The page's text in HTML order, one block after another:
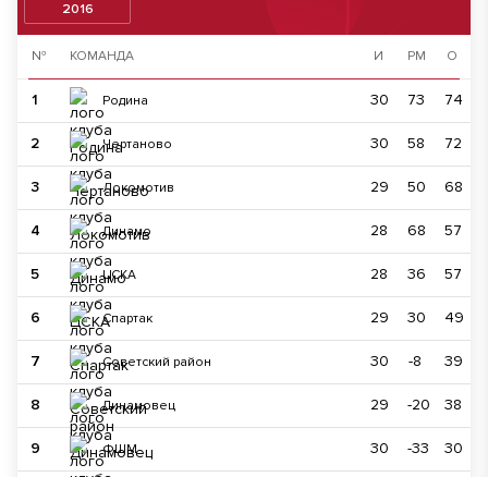
2016
№ КОМАНДА И РМ О
1 Родина 30 73 74
2 Чертаново 30 58 72
3 Локомотив 29 50 68
4 Динамо 28 68 57
5 ЦСКА 28 36 57
6 Спартак 29 30 49
7 Советский район 30 -8 39
8 Динамовец 29 -20 38
9 ФШМ 30 -33 30